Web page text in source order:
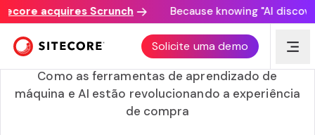
acquires Scrunch Because knowing "AI
Solicite uma demo
Conselhos essenciais para otimizar o seu site de e-
commerce de autopeças
Como as ferramentas de aprendizado de
máquina e AI estão revolucionando a experiência
de compra